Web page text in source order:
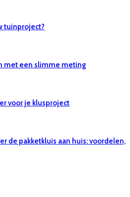
tuinproject?
met een slimme meting
voor je klusproject
de pakketkluis aan huis: voordelen,